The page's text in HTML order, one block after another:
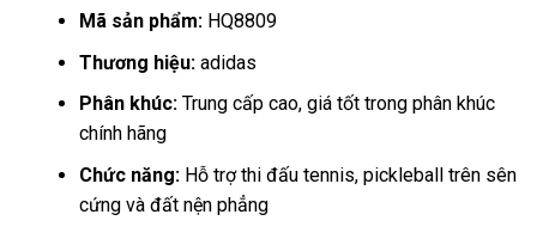
Mã sản phẩm:HQ8809
Thương hiệu:adidas
Phân khúc:Trung cấp cao, giá tốt trong phân khúc
chính hãng
Chức năng:Hỗ trợ thi đấu tennis, pickleball trên sên
cứng và đất nện phẳng